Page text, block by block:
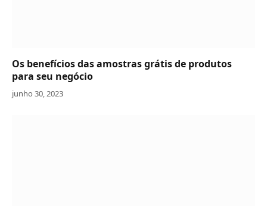
Os benefícios das amostras grátis de produtos
para seu negócio
junho 30, 2023